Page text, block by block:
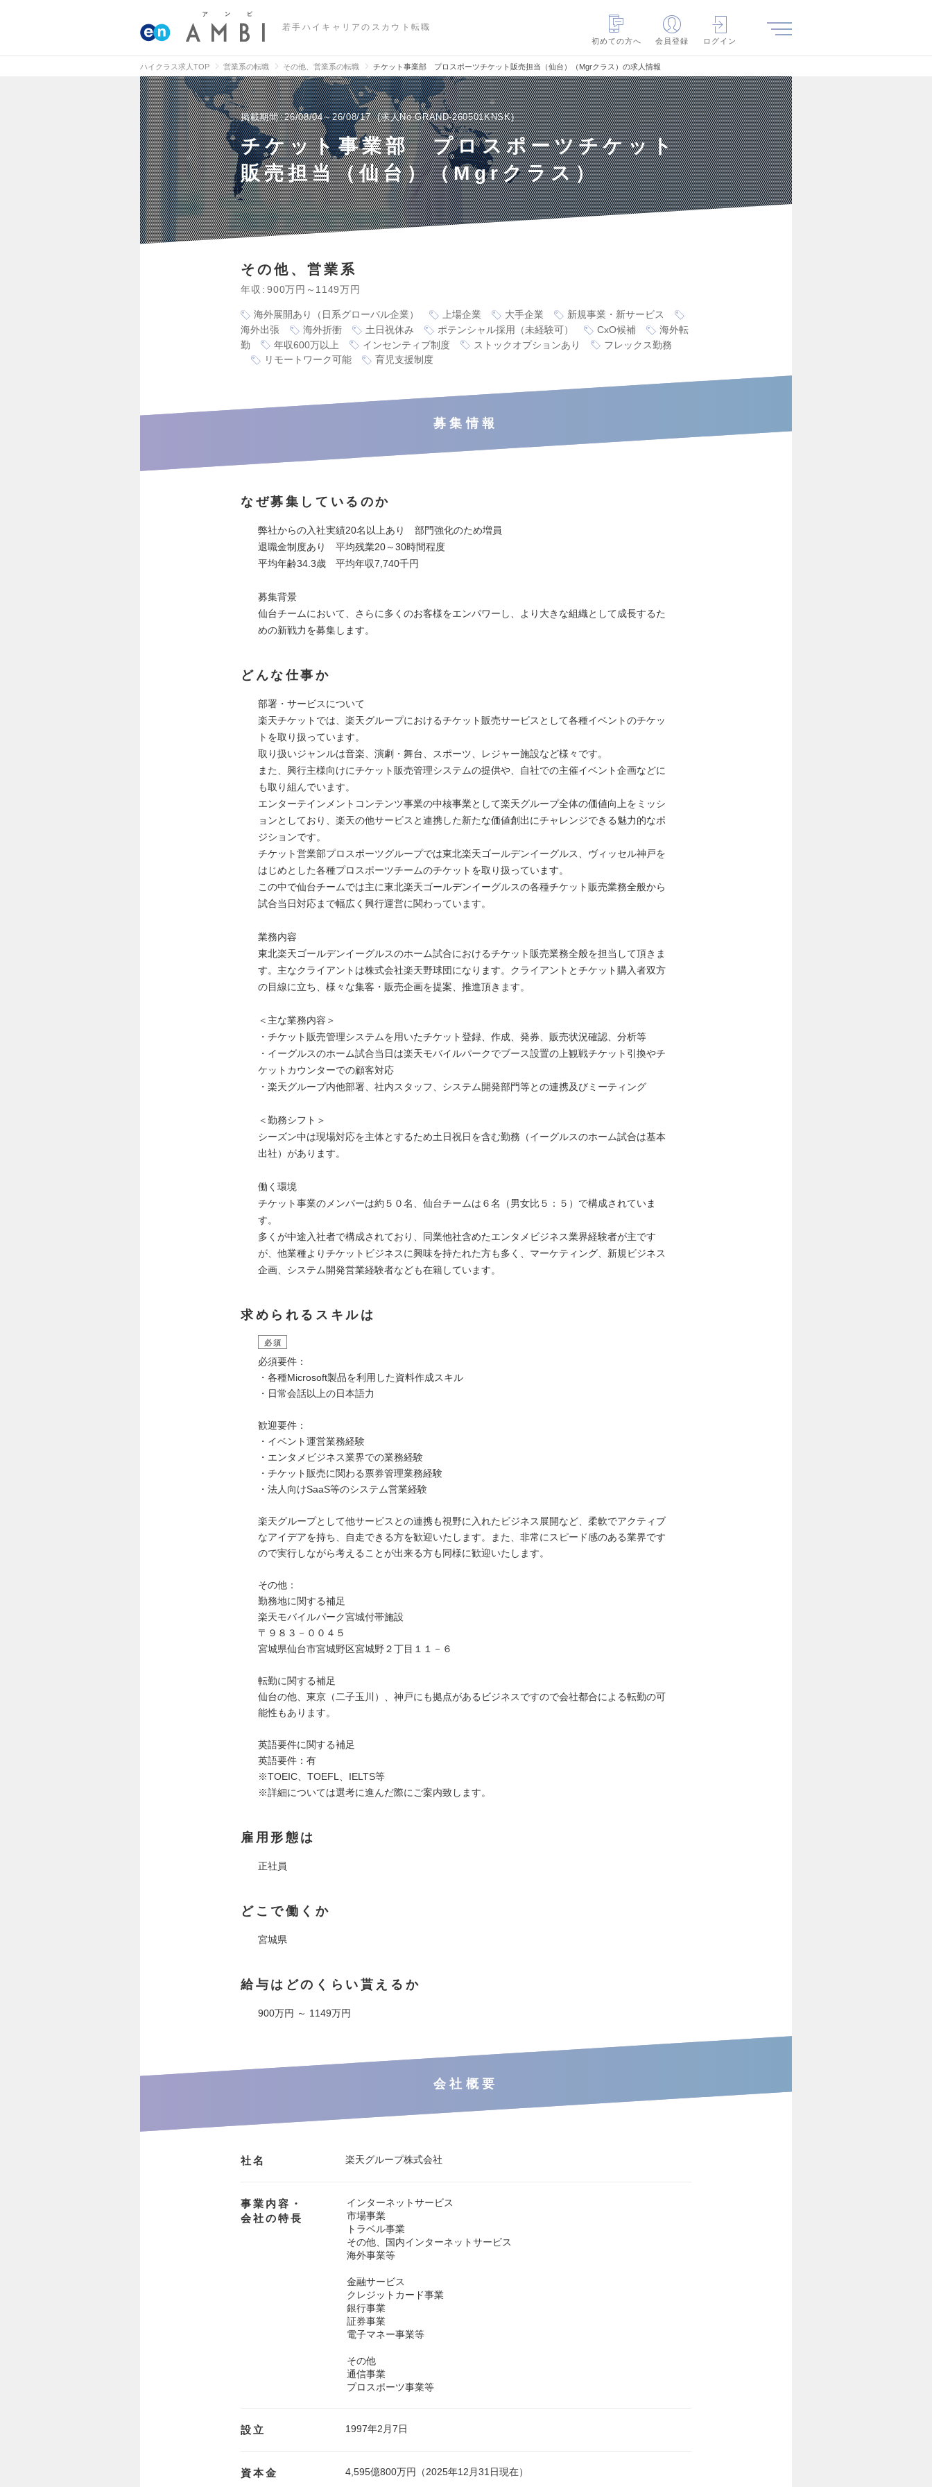
若手ハイキャリアのスカウト転職
初めての方へ
会員登録 ログイン
ハイクラス求人TOP 営業系の転職 その他、営業系の転職 チケット事業部 プロスポーツチケット販売担当（仙台）（Mgrクラス）の求人情報
掲載期間 26/08/04～26/08/17 求人No.GRAND-260501KNSK
チケット事業部 プロスポーツチケット
販売担当（仙台）（Mgrクラス）
その他、営業系
年収 900万円～1149万円
海外展開あり（日系グローバル企業） 上場企業 大手企業
新規事業・新サービス
海外出張
海外折衝 土日祝休み ポテンシャル採用（未経験可） CxO候補
海外転
勤
年収600万以上 インセンティブ制度 ストックオプションあり
フレックス勤務
リモートワーク可能
育児支援制度
募集情報
なぜ募集しているのか
弊社からの入社実績20名以上あり 部門強化のため増員
退職金制度あり 平均残業20～30時間程度
平均年齢34.3歳 平均年収7,740千円
募集背景
仙台チームにおいて、さらに多くのお客様をエンパワーし、より大きな組織として成長するた
めの新戦力を募集します。
どんな仕事か
部署・サービスについて
楽天チケットでは、楽天グループにおけるチケット販売サービスとして各種イベントのチケッ
トを取り扱っています。
取り扱いジャンルは音楽、演劇・舞台、スポーツ、レジャー施設など様々です。
また、興行主様向けにチケット販売管理システムの提供や、自社での主催イベント企画などに
も取り組んでいます。
エンターテインメントコンテンツ事業の中核事業として楽天グループ全体の価値向上をミッシ
ョンとしており、楽天の他サービスと連携した新たな価値創出にチャレンジできる魅力的なポ
ジションです。
チケット営業部プロスポーツグループでは東北楽天ゴールデンイーグルス、ヴィッセル神戸を
はじめとした各種プロスポーツチームのチケットを取り扱っています。
この中で仙台チームでは主に東北楽天ゴールデンイーグルスの各種チケット販売業務全般から
試合当日対応まで幅広く興行運営に関わっています。
業務内容
東北楽天ゴールデンイーグルスのホーム試合におけるチケット販売業務全般を担当して頂きま
す。主なクライアントは株式会社楽天野球団になります。クライアントとチケット購入者双方
の目線に立ち、様々な集客・販売企画を提案、推進頂きます。
＜主な業務内容＞
・チケット販売管理システムを用いたチケット登録、作成、発券、販売状況確認、分析等
・イーグルスのホーム試合当日は楽天モバイルパークでブース設置の上観戦チケット引換やチ
ケットカウンターでの顧客対応
・楽天グループ内他部署、社内スタッフ、システム開発部門等との連携及びミーティング
＜勤務シフト＞
シーズン中は現場対応を主体とするため土日祝日を含む勤務（イーグルスのホーム試合は基本
出社）があります。
働く環境
チケット事業のメンバーは約５０名、仙台チームは６名（男女比５：５）で構成されていま
す。
多くが中途入社者で構成されており、同業他社含めたエンタメビジネス業界経験者が主です
が、他業種よりチケットビジネスに興味を持たれた方も多く、マーケティング、新規ビジネス
企画、システム開発営業経験者なども在籍しています。
求められるスキルは
必須
必須要件：
・各種Microsoft製品を利用した資料作成スキル
・日常会話以上の日本語力
歓迎要件：
・イベント運営業務経験
・エンタメビジネス業界での業務経験
・チケット販売に関わる票券管理業務経験
・法人向けSaaS等のシステム営業経験
楽天グループとして他サービスとの連携も視野に入れたビジネス展開など、柔軟でアクティブ
なアイデアを持ち、自走できる方を歓迎いたします。また、非常にスピード感のある業界です
ので実行しながら考えることが出来る方も同様に歓迎いたします。
その他：
勤務地に関する補足
楽天モバイルパーク宮城付帯施設
〒９８３－００４５
宮城県仙台市宮城野区宮城野２丁目１１－６
転勤に関する補足
仙台の他、東京（二子玉川）、神戸にも拠点があるビジネスですので会社都合による転勤の可
能性もあります。
英語要件に関する補足
英語要件：有
※TOEIC、TOEFL、IELTS等
※詳細については選考に進んだ際にご案内致します。
雇用形態は
正社員
どこで働くか
宮城県
給与はどのくらい貰えるか
900万円 ～ 1149万円
会社概要
社名 楽天グループ株式会社
事業内容・
会社の特長
インターネットサービス
市場事業
トラベル事業
その他、国内インターネットサービス
海外事業等
金融サービス
クレジットカード事業
銀行事業
証券事業
電子マネー事業等
その他
通信事業
プロスポーツ事業等
設立 1997年2月7日
資本金 4,595億800万円（2025年12月31日現在）